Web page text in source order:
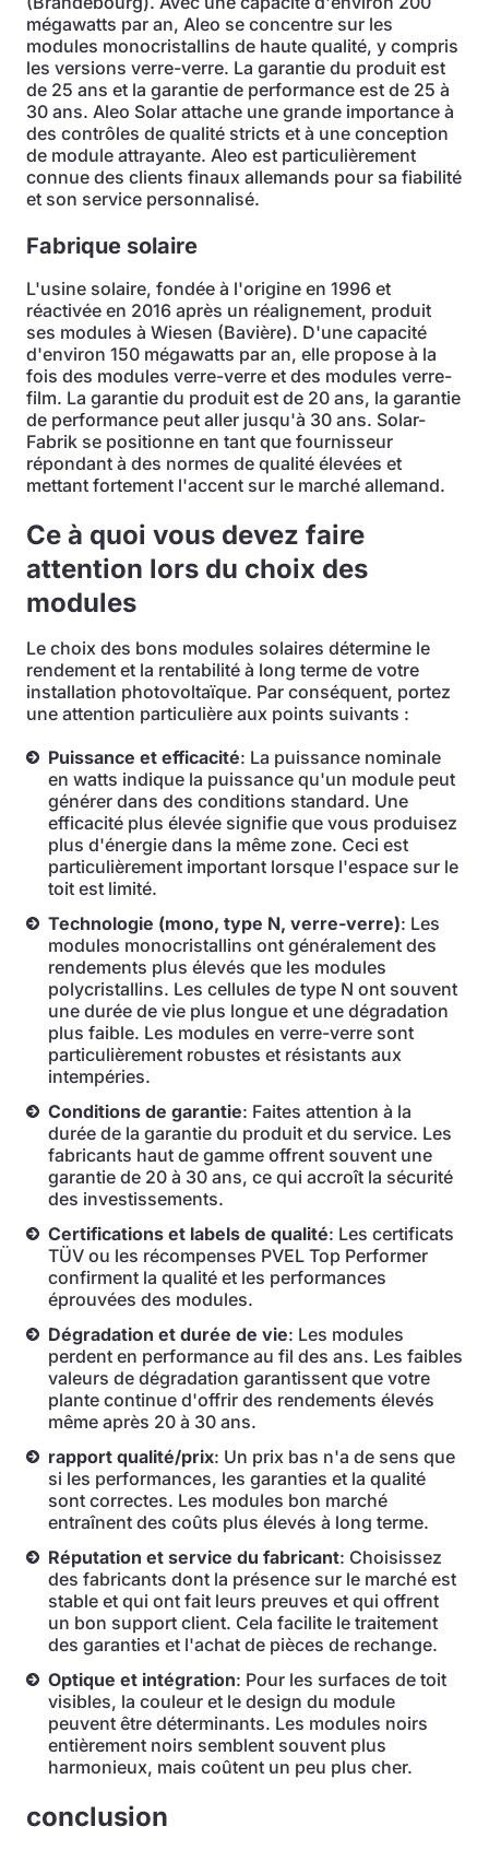
mégawatts par an, Aleo se concentre sur les
modules monocristallins de haute qualité, y compris
les versions verre-verre. La garantie du produit est
de 25 ans et la garantie de performance est de 25 à
30 ans. Aleo Solar attache une grande importance à
des contrôles de qualité stricts et à une conception
de module attrayante. Aleo est particulièrement
connue des clients finaux allemands pour sa fiabilité
et son service personnalisé.
Fabrique solaire
L'usine solaire, fondée à l'origine en 1996 et
réactivée en 2016 après un réalignement, produit
ses modules à Wiesen (Bavière). D'une capacité
d'environ 150 mégawatts par an, elle propose à la
fois des modules verre-verre et des modules verre-
film. La garantie du produit est de 20 ans, la garantie
de performance peut aller jusqu'à 30 ans. Solar-
Fabrik se positionne en tant que fournisseur
répondant à des normes de qualité élevées et
mettant fortement l'accent sur le marché allemand.
Ce à quoi vous devez faire
attention lors du choix des
modules
Le choix des bons modules solaires détermine le
rendement et la rentabilité à long terme de votre
installation photovoltaïque. Par conséquent, portez
une attention particulière aux points suivants :
Puissance et efficacité: La puissance nominale
en watts indique la puissance qu'un module peut
générer dans des conditions standard. Une
efficacité plus élevée signifie que vous produisez
plus d'énergie dans la même zone. Ceci est
particulièrement important lorsque l'espace sur le
toit est limité.
Technologie (mono, type N, verre-verre): Les
modules monocristallins ont généralement des
rendements plus élevés que les modules
polycristallins. Les cellules de type N ont souvent
une durée de vie plus longue et une dégradation
plus faible. Les modules en verre-verre sont
particulièrement robustes et résistants aux
intempéries.
Conditions de garantie: Faites attention à la
durée de la garantie du produit et du service. Les
fabricants haut de gamme offrent souvent une
garantie de 20 à 30 ans, ce qui accroît la sécurité
des investissements.
Certifications et labels de qualité: Les certificats
TÜV ou les récompenses PVEL Top Performer
confirment la qualité et les performances
éprouvées des modules.
Dégradation et durée de vie: Les modules
perdent en performance au fil des ans. Les faibles
valeurs de dégradation garantissent que votre
plante continue d'offrir des rendements élevés
même après 20 à 30 ans.
rapport qualité/prix: Un prix bas n'a de sens que
si les performances, les garanties et la qualité
sont correctes. Les modules bon marché
entraînent des coûts plus élevés à long terme.
Réputation et service du fabricant: Choisissez
des fabricants dont la présence sur le marché est
stable et qui ont fait leurs preuves et qui offrent
un bon support client. Cela facilite le traitement
des garanties et l'achat de pièces de rechange.
Optique et intégration: Pour les surfaces de toit
visibles, la couleur et le design du module
peuvent être déterminants. Les modules noirs
entièrement noirs semblent souvent plus
harmonieux, mais coûtent un peu plus cher.
conclusion